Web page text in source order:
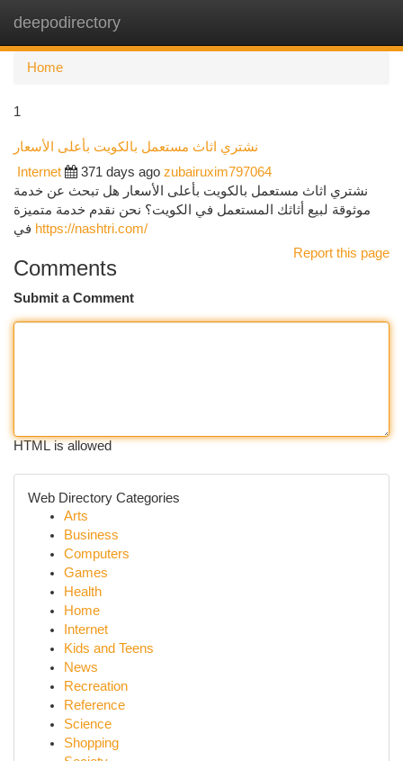
deepodirectory
Home
1
نشتري اثاث مستعمل بالكويت بأعلى الأسعار
Internet 371 days ago zubairuxim797064
نشتري اثاث مستعمل بالكويت بأعلى الأسعار هل تبحث عن خدمة
موثوقة لبيع أثاثك المستعمل في الكويت؟ نحن نقدم خدمة متميزة
https://nashtri.com/
Report this page
Comments
Submit a Comment
HTML is allowed
Web Directory Categories
Arts
Business
Computers
Games
Health
Home
Internet
Kids and Teens
News
Recreation
Reference
Science
Shopping